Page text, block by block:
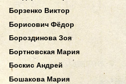
Борзенко Виктор
Борисович Фёдор
Бороздинова Зоя
Бортновская Мария
Боскис Андрей
Бошакова Мария